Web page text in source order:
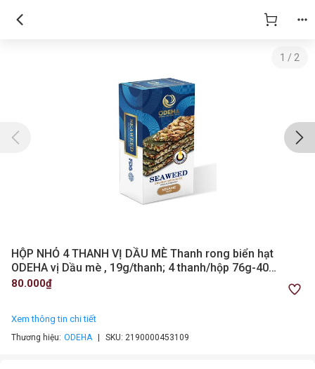
1 / 2
HỘP NHỎ 4 THANH VỊ DẦU MÈ Thanh rong biển hạt
ODEHA vị Dầu mè , 19g/thanh; 4 thanh/hộp 76g-40
hộp/thùng
80.000₫
Xem thông tin chi tiết
Thương hiệu: ODEHA SKU: 2190000453109